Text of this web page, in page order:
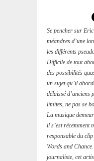
Se pencher sur
méandres d’une
les différents
Difficile de tout
des possibilités
un sujet qu’il
délaissé d’anciens
limites, ne pas se
La musique
il s’est récemment
responsable du
Words and
journaliste, cet